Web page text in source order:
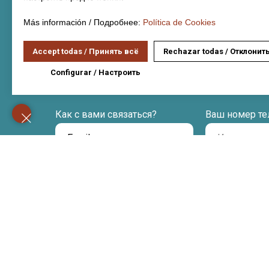
Как с вами связаться? Ваш номер
Мы поможем
жильем и
Más información / Подробнее: Política de Cookies
Accept todas / Принять всё Rechazar todas /
Configurar / Настроить